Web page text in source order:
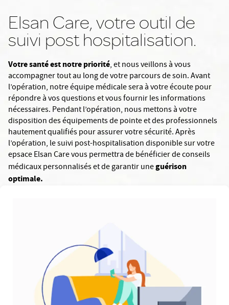
Elsan Care, votre outil de
suivi post hospitalisation.
Votre santé est notre priorité, et nous veillons à vous
accompagner tout au long de votre parcours de soin. Avant
l’opération, notre équipe médicale sera à votre écoute pour
répondre à vos questions et vous fournir les informations
nécessaires. Pendant l’opération, nous mettons à votre
disposition des équipements de pointe et des professionnels
hautement qualifiés pour assurer votre sécurité. Après
l’opération, le suivi post-hospitalisation disponible sur votre
epsace Elsan Care vous permettra de bénéficier de conseils
médicaux personnalisés et de garantir uneguérison
optimale.